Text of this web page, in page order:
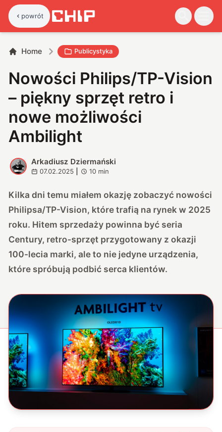
powrót
Home Publicystyka
Nowości Philips/TP-Vision
– piękny sprzęt retro i
nowe możliwości
Ambilight
A
Arkadiusz Dziermański
07.02.2025 10 min
Kilka dni temu miałem okazję zobaczyć nowości
Philipsa/TP-Vision, które trafią na rynek w 2025
roku. Hitem sprzedaży powinna być seria
Century, retro-sprzęt przygotowany z okazji
100-lecia marki, ale to nie jedyne urządzenia,
które spróbują podbić serca klientów.